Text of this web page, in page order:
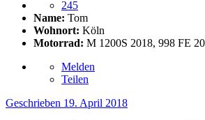
245
Name: Tom
Wohnort: Köln
Motorrad: M 1200S 2018, 998 FE
Melden
Teilen
Geschrieben 19. April 2018